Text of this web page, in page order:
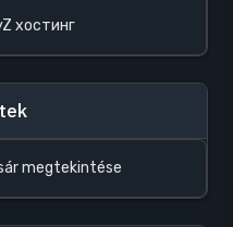
хостинг
megtekintése